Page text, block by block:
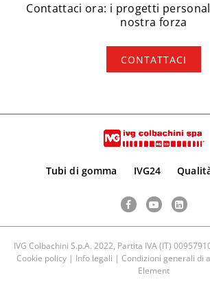
Contattaci ora: i progetti
nostra forza
CONTATTACI
Tubi di gomma IVG24
FacebookYouTube
IVG Colbachini S.p.A. 2022, Partita IVA (IT)
Cookie policy| Info legali | Condizioni generali di
Element